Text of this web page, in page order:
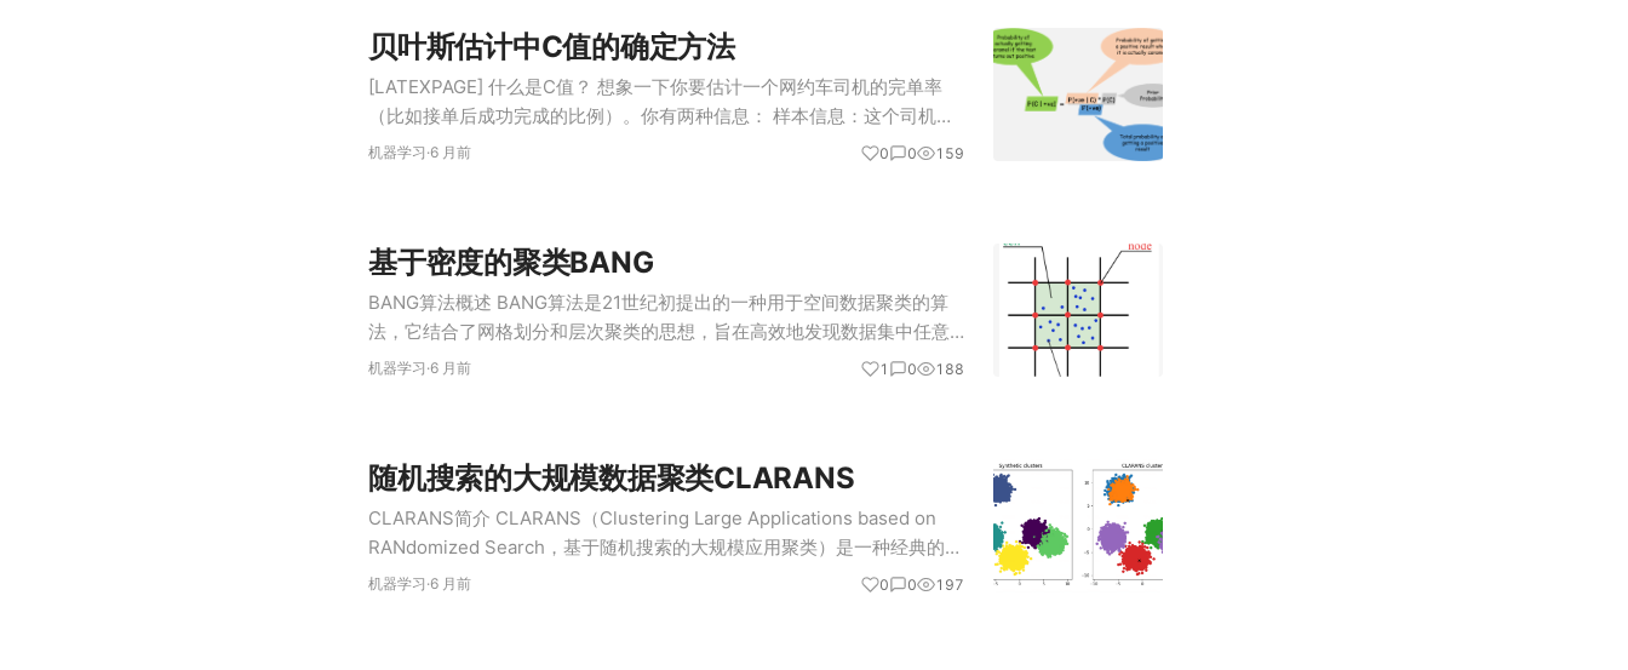
贝叶斯估计中C值的确定方法
[LATEXPAGE] 什么是C值？ 想象一下你要估计一个网约车司机的完单率
（比如接单后成功完成的比例）。你有两种信息： 样本信息：这个司机实
际接了多少单，完成了多少单 先验信息：所有司机的平均完单率是多少 C
机器学习 ·6 月前 0 0 159
基于密度的聚类BANG
BANG算法概述 BANG算法是21世纪初提出的一种用于空间数据聚类的算
法，它结合了网格划分和层次聚类的思想，旨在高效地发现数据集中任意
形状、不同密度的聚类，并且能够识别嵌套的聚类结构。 BANG算法是一
机器学习 ·6 月前 1 0 188
随机搜索的大规模数据聚类CLARANS
CLARANS简介 CLARANS（Clustering Large Applications based on
RANdomized Search，基于随机搜索的大规模应用聚类）是一种经典的聚
类算法，由Raymond T. Ng和Jiaw…
机器学习 ·6 月前 0 0 197